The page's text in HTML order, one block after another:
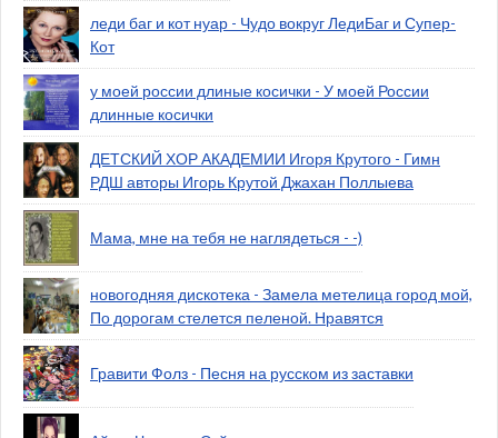
леди баг и кот нуар - Чудо вокруг ЛедиБаг и Супер-
Кот
у моей россии длиные косички - У моей России
длинные косички
ДЕТСКИЙ ХОР АКАДЕМИИ Игоря Крутого - Гимн
РДШ авторы Игорь Крутой Джахан Поллыева
Мама, мне на тебя не наглядеться - -)
новогодняя дискотека - Замела метелица город мой,
По дорогам стелется пеленой. Нравятся
Гравити Фолз - Песня на русском из заставки